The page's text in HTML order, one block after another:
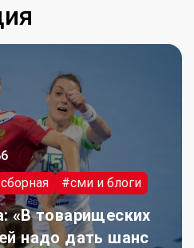
#сми и блоги
«В товарищеских
надо дать шанс